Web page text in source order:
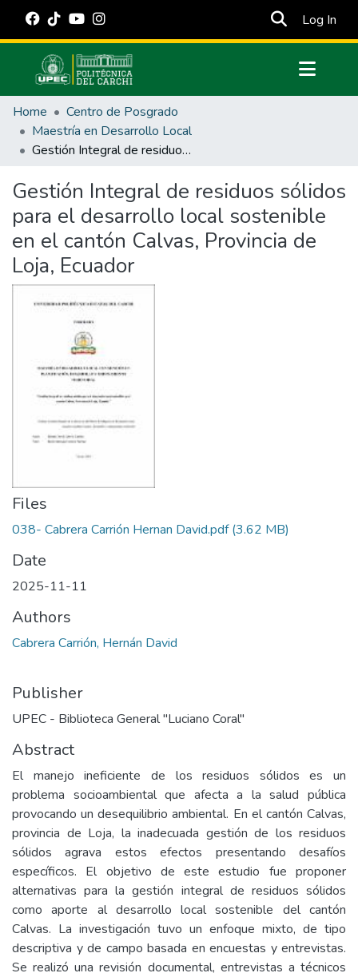
Log In
Communities & Collections
All of DSpace
Statistics
Estadísticas Externas
Manuales
Home
Centro de Posgrado
Maestría en Desarrollo Local
Gestión Integral de residuos sólidos para el desarrollo local sostenible en el cantón Calvas, Provincia de Loja, Ecuador
Gestión Integral de residuos sólidos
para el desarrollo local sostenible
en el cantón Calvas, Provincia de
Loja, Ecuador
Files
038- Cabrera Carrión Hernan David.pdf(3.62 MB)
Date
2025-11-11
Authors
Cabrera Carrión, Hernán David
Publisher
UPEC - Biblioteca General "Luciano Coral"
Abstract
El manejo ineficiente de los residuos sólidos es un
problema socioambiental que afecta a la salud pública
provocando un desequilibrio ambiental. En el cantón Calvas,
provincia de Loja, la inadecuada gestión de los residuos
sólidos agrava estos efectos presentando desafíos
específicos. El objetivo de este estudio fue proponer
alternativas para la gestión integral de residuos sólidos
como aporte al desarrollo local sostenible del cantón
Calvas. La investigación tuvo un enfoque mixto, de tipo
descriptiva y de campo basada en encuestas y entrevistas.
Se realizó una revisión documental, entrevistas a técnicos